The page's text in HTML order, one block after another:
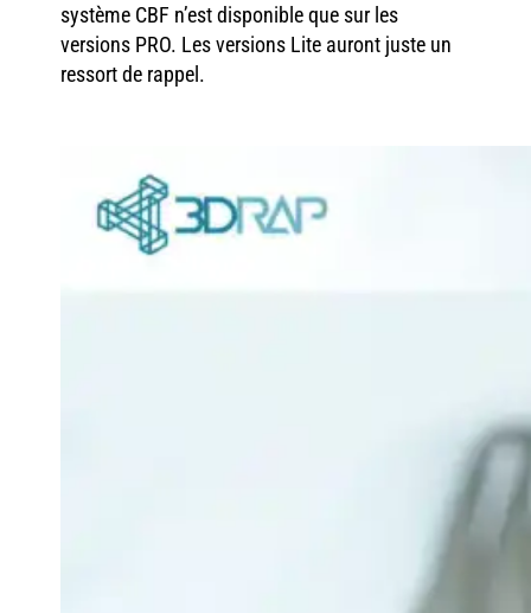
système CBF n’est disponible que sur les
versions PRO. Les versions Lite auront juste un
ressort de rappel.